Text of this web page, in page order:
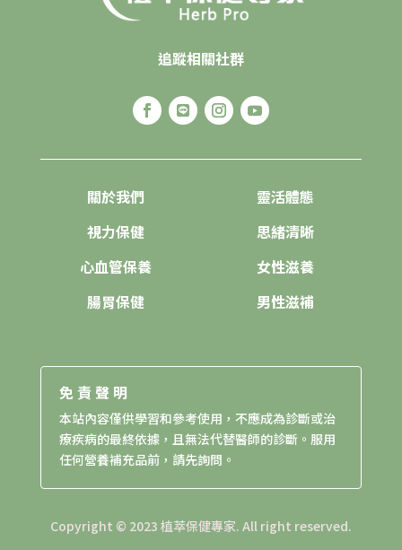
追蹤相關社群
關於我們
視力保健
心血管保養
腸胃保健
靈活體態
思緒清晰
女性滋養
男性滋補
免責聲明
本站內容僅供學習和參考使用，不應成為診斷或治
療疾病的最終依據，且無法代替醫師的診斷。服用
任何營養補充品前，請先詢問。
Copyright © 2023 植萃保健專家. All right reserved.